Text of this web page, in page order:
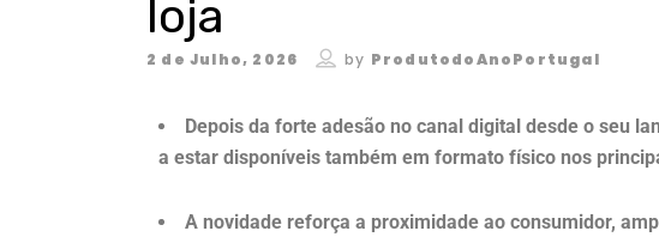
loja
2 de Julho, 2026 by ProdutodoAnoPortugal
Depois da forte adesão no canal digital desde o seu
a estar disponíveis também em formato físico nos
A novidade reforça a proximidade ao consumidor,